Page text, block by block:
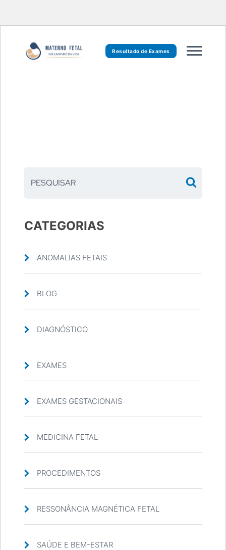
Resultado de Exames
CATEGORIAS
ANOMALIAS FETAIS
BLOG
DIAGNÓSTICO
EXAMES
EXAMES GESTACIONAIS
MEDICINA FETAL
PROCEDIMENTOS
RESSONÂNCIA MAGNÉTICA FETAL
SAÚDE E BEM-ESTAR